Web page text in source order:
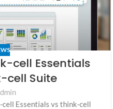
cell Essentials
cell Suite
cell Essentials vs think-cell